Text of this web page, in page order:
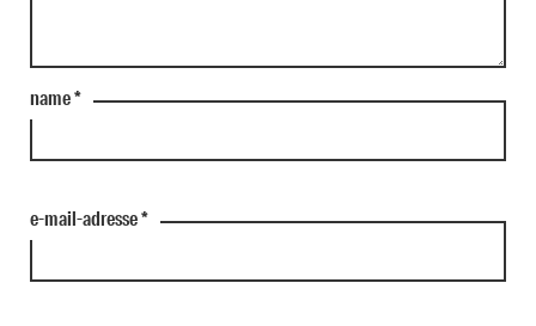
name*
e-mail-adresse*